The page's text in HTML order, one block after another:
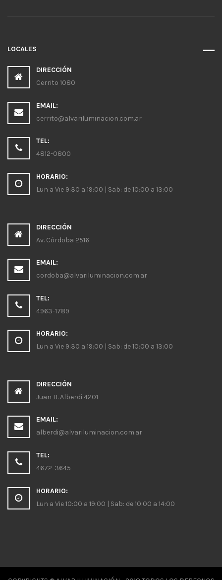
LOCALES
DIRECCIÓN
Cerrito 1080
EMAIL:
cerrito@alvariluminacion.com.ar
TEL:
4812-0800
HORARIO:
Lun a Vie 9:30 a 19:00 | Sab: de 10:00 a 13:00
DIRECCIÓN
Av. Córdoba 2516
EMAIL:
cordoba@alvariluminacion.com.ar
TEL:
4963-1789
HORARIO:
Lun a Vie 9:30 a 19:00 | Sab: de 10:00 a 13:00
DIRECCIÓN
Juan B. Alberdi 4201
EMAIL:
alberdi@alvariluminacion.com.ar
TEL:
4672-3645
HORARIO:
Lun a Vie 10:00 a 19:00 | Sab: de 10:00 a 14:00